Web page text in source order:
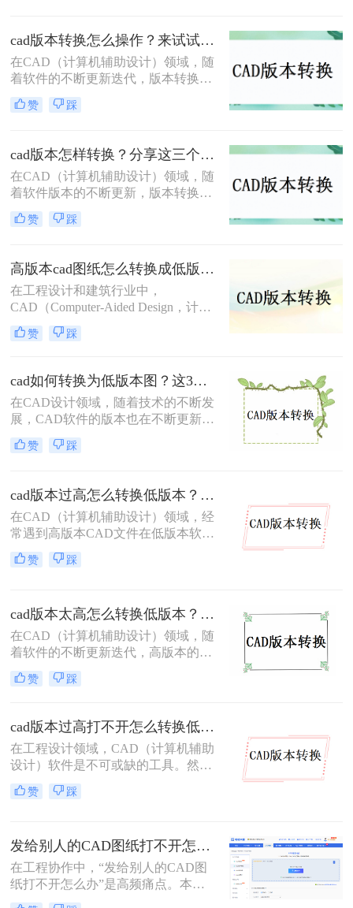
CAD高版本怎么保存成低版本发给别
人呢？本文基于AutoCAD 2024+系统
实测，系统梳理5种安全有效的版本
边界与关键细节，助您高效完成版本
cad版本转换怎么操作？来试试这二种实用方法吧！
在CAD（计算机辅助设计）领域，随
着软件的不断更新迭代，版本转换成
为了一个常见的需求。无论是出于兼
容性、文件格式要求，还是为了与旧
得尤为重要。那么cad版本转换怎么操
作呢？本文将介绍二种CAD版本转换
的操作方法。
赞 踩
cad版本怎样转换？分享这三个转换方法！
在CAD（计算机辅助设计）领域，随
着软件版本的不断更新，版本转换成
为了一个常见的需求。无论是出于兼
容性、文件格式要求，还是为了与旧
得尤为重要。那么cad版本怎样转换
呢？本文将介绍三种CAD版本转换的
方法。
赞 踩
高版本cad图纸怎么转换成低版本图纸？快来试一试这二种方法吧！
在工程设计和建筑行业中，
CAD（Computer-Aided Design，计算
机辅助设计）文件的版本兼容性问题
时常出现。高版本的CAD图纸在低版
文件的共享和协作带来了不便。那么
高版本cad图纸怎么转换成低版本图纸
呢？本文将介绍两种将高版本CAD图
纸转换为低版本的方法，帮助您轻松
解决这一问题。
赞 踩
cad如何转换为低版本图？这3个方法了解一下！
在CAD设计领域，随着技术的不断发
展，CAD软件的版本也在不断更新。
然而，有时我们需要将高版本的CAD
文件转换为低版本，以便在不同版本
如何转换为低版本图呢？本文将介绍
三种将CAD文件转换为低版本的方
法。
赞 踩
cad版本过高怎么转换低版本？分享3种高效转换方法！
在CAD（计算机辅助设计）领域，经
常遇到高版本CAD文件在低版本软件
中无法打开或编辑的情况。这通常是
因为高版本CAD可能新增了一些功能
低版本变得尤为重要。那么cad版本过
高怎么转换低版本呢？本文将介绍三
种将CAD高版本转换为低版本的高效
赞 踩
cad版本太高怎么转换低版本？分享二个高效实用方法！
在CAD（计算机辅助设计）领域，随
着软件的不断更新迭代，高版本的
CAD文件有时需要在低版本的软件中
打开或编辑。这时，就需要将高版本
版本太高怎么转换低版本呢？本文将
介绍两种常用的CAD版本转换方法。
赞 踩
cad版本过高打不开怎么转换低版本？这3个方法快来试试！
在工程设计领域，CAD（计算机辅助
设计）软件是不可或缺的工具。然
而，随着软件版本的更新迭代，有时
我们可能会遇到高版本CAD文件在低
本文将介绍三种将高版本CAD文件转
换为低版本的方法，帮助大家轻松解
决这一难题。
赞 踩
发给别人的CAD图纸打不开怎么办？CAD版本转换5种有效方法！
在工程协作中，“发给别人的CAD图
纸打不开怎么办”是高频痛点。本文
聚焦CAD版本转换核心解决方案，所